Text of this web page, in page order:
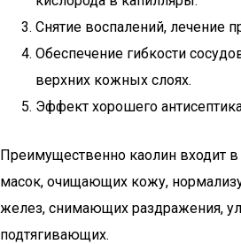
Снятие воспалений, лечение
Обеспечение гибкости
верхних кожных слоях.
Эффект хорошего
Преимущественно каолин входит в
масок, очищающих кожу,
желез, снимающих раздражения,
подтягивающих.